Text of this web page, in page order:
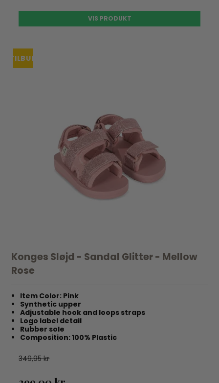
VIS PRODUKT
TILBUD
Konges Sløjd - Sandal Glitter - Mellow
Rose
Item Color: Pink
Synthetic upper
Adjustable hook and loops straps
Logo label detail
Rubber sole
Composition: 100% Plastic
349,95 kr